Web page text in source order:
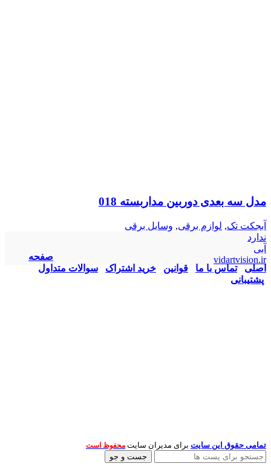
مدل سه بعدی دوربین مداربسته 018
آبجکت تک, لوازم برقی, وسایل برقی
ندارد
آبی
vidartvision.ir
صفحه
اصلی
تماس با ما قوانین خرید اشتراک
سوالات متداول
پشتیبانی
تمامی حقوق این سایت برای مدیران سایت محفوظ است
جست و جو